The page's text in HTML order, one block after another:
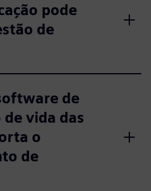
pode
de
de
vida das
o
de